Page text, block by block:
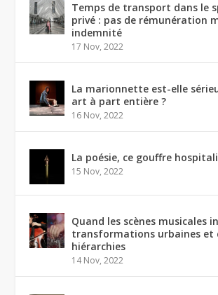
Temps de transport dans le
privé : pas de rémunération
indemnité
17 Nov, 2022
La marionnette est-elle
art à part entière ?
16 Nov, 2022
La poésie, ce gouffre
15 Nov, 2022
Quand les scènes musicales
transformations urbaines et
hiérarchies
14 Nov, 2022